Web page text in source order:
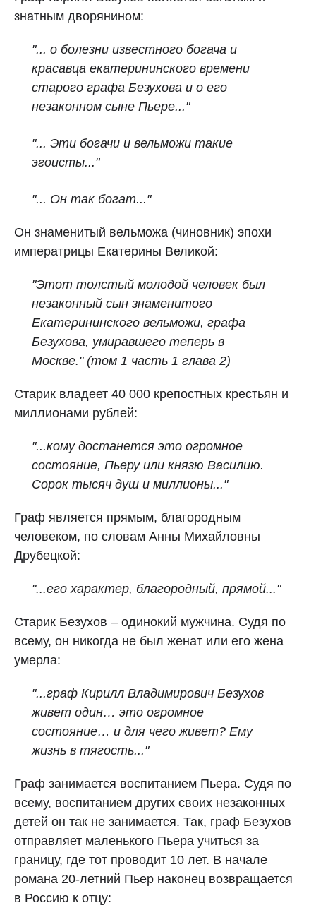
знатным дворянином:
"... о болезни известного богача и
красавца екатерининского времени
старого графа Безухова и о его
незаконном сыне Пьере..."
"... Эти богачи и вельможи такие
эгоисты..."
"... Он так богат..."
Он знаменитый вельможа (чиновник) эпохи
императрицы Екатерины Великой:
"Этот толстый молодой человек был
незаконный сын знаменитого
Екатерининского вельможи, графа
Безухова, умиравшего теперь в
Москве." (том 1 часть 1 глава 2)
Старик владеет 40 000 крепостных крестьян и
миллионами рублей:
"...кому достанется это огромное
состояние, Пьеру или князю Василию.
Сорок тысяч душ и миллионы..."
Граф является прямым, благородным
человеком, по словам Анны Михайловны
Друбецкой:
"...его характер, благородный, прямой..."
Старик Безухов – одинокий мужчина. Судя по
всему, он никогда не был женат или его жена
умерла:
"...граф Кирилл Владимирович Безухов
живет один… это огромное
состояние… и для чего живет? Ему
жизнь в тягость..."
Граф занимается воспитанием Пьера. Судя по
всему, воспитанием других своих незаконных
детей он так не занимается. Так, граф Безухов
отправляет маленького Пьера учиться за
границу, где тот проводит 10 лет. В начале
романа 20-летний Пьер наконец возвращается
в Россию к отцу: